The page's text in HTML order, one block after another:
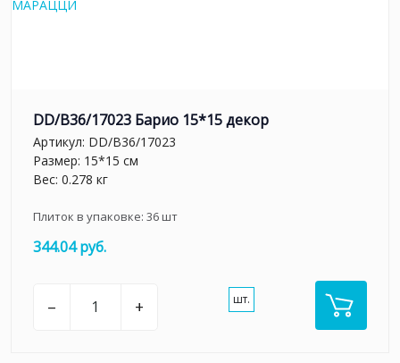
DD/B36/17023 Барио 15*15 декор
Артикул: DD/B36/17023
Размер: 15*15 см
Вес: 0.278 кг
Плиток в упаковке: 36шт
344.04 руб.
– + шт.